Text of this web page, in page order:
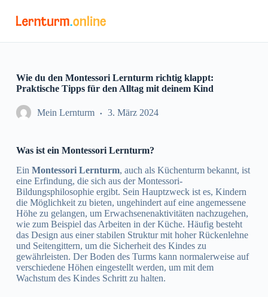
u
I
n
Wie du den Montessori Lernturm richtig klappt:
Praktische Tipps für den Alltag mit deinem Kind
Mein Lernturm 3. März 2024
Was ist ein Montessori Lernturm?
Ein Montessori Lernturm, auch als Küchenturm bekannt, ist
eine Erfindung, die sich aus der Montessori-
Bildungsphilosophie ergibt. Sein Hauptzweck ist es, Kindern
die Möglichkeit zu bieten, ungehindert auf eine angemessene
Höhe zu gelangen, um Erwachsenenaktivitäten nachzugehen,
wie zum Beispiel das Arbeiten in der Küche. Häufig besteht
das Design aus einer stabilen Struktur mit hoher Rückenlehne
und Seitengittern, um die Sicherheit des Kindes zu
gewährleisten. Der Boden des Turms kann normalerweise auf
verschiedene Höhen eingestellt werden, um mit dem
Wachstum des Kindes Schritt zu halten.